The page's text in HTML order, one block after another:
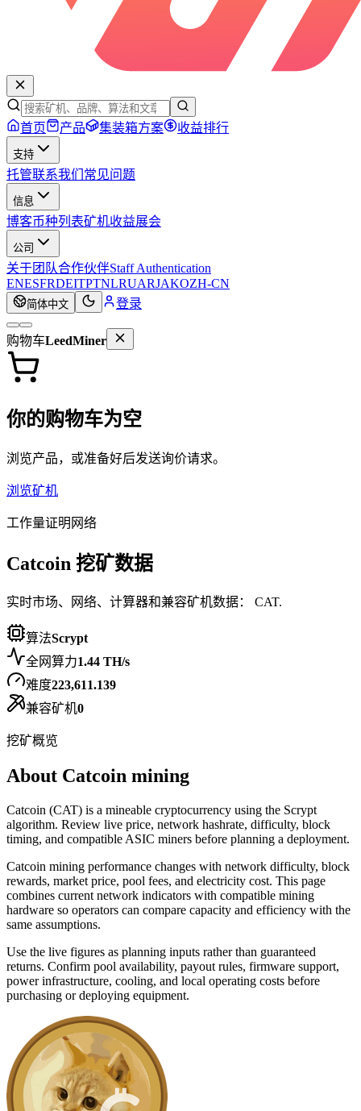
首页 产品 集装箱方案 收益排行
支持
托管联系我们 常见问题
信息
博客币种列表矿机收益展会
公司
关于团队合作伙伴Staff Authentication
ENESFRDEITPTNLRUARJAKOZH-CN
简体中文 登录
购物车LeedMiner
你的购物车为空
浏览产品，或准备好后发送询价请求。
浏览矿机
工作量证明网络
Catcoin 挖矿数据
实时市场、网络、计算器和兼容矿机数据： CAT.
算法Scrypt
全网算力1.44 TH/s
难度223,611.139
兼容矿机0
挖矿概览
About Catcoin mining
Catcoin (CAT) is a mineable cryptocurrency using the Scrypt
algorithm. Review live price, network hashrate, difficulty, block
timing, and compatible ASIC miners before planning a deployment.
Catcoin mining performance changes with network difficulty, block
rewards, market price, pool fees, and electricity cost. This page
combines current network indicators with compatible mining
hardware so operators can compare capacity and efficiency with the
same assumptions.
Use the live figures as planning inputs rather than guaranteed
returns. Confirm pool availability, payout rules, firmware support,
power infrastructure, cooling, and local operating costs before
purchasing or deploying equipment.